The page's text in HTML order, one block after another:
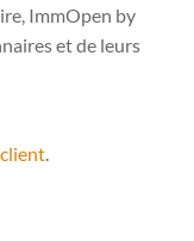
ImmOpen by
et de leurs
.